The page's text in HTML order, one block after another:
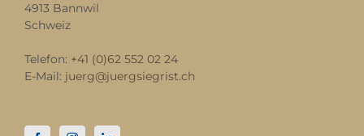
4913 Bannwil
Schweiz
Telefon: +41 (0)62 552 02 24
E-Mail: juerg@juergsiegrist.ch